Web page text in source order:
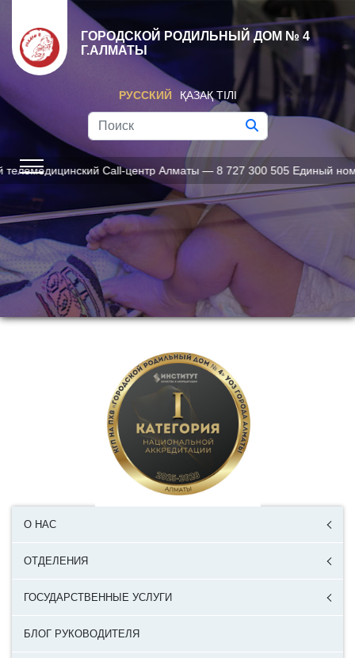
ГОРОДСКОЙ РОДИЛЬНЫЙ ДОМ № 4
Г.АЛМАТЫ
РУССКИЙ ҚАЗАҚ ТІЛІ
Call-центр Алматы — 8 727 300 505 Единый номер
О НАС
ОТДЕЛЕНИЯ
ГОСУДАРСТВЕННЫЕ УСЛУГИ
БЛОГ РУКОВОДИТЕЛЯ